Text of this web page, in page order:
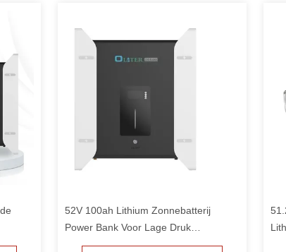
52V 100ah Lithium Zonnebatterij
Power Bank Voor Lage Druk
Wandmontage Zwarte Inverter